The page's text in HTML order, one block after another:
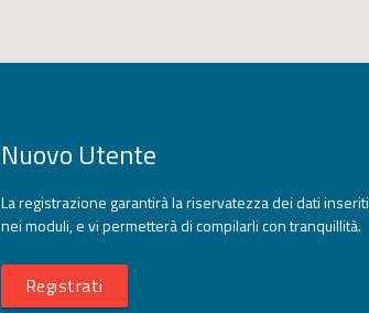
Nuovo Utente
La registrazione garantirà la riservatezza dei dati inseriti
nei moduli, e vi permetterà di compilarli con tranquillità.
Registrati